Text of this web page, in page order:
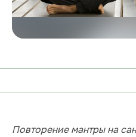
Повторение мантры на